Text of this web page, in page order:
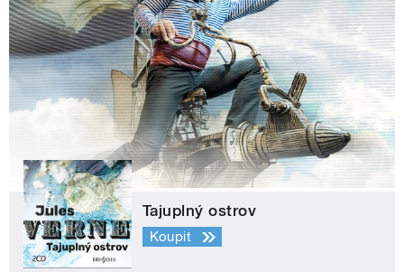
Tajuplný ostrov
Koupit